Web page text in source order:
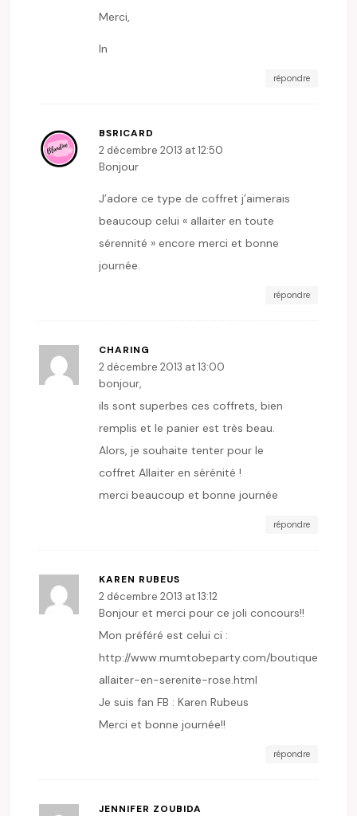
Merci,
ln
répondre
BSRICARD
2 décembre 2013 at 12:50
Bonjour
J’adore ce type de coffret j’aimerais
beaucoup celui « allaiter en toute
sérennité » encore merci et bonne
journée.
répondre
CHARING
2 décembre 2013 at 13:00
bonjour,
ils sont superbes ces coffrets, bien
remplis et le panier est très beau.
Alors, je souhaite tenter pour le
coffret Allaiter en sérénité !
merci beaucoup et bonne journée
répondre
KAREN RUBEUS
2 décembre 2013 at 13:12
Bonjour et merci pour ce joli concours!!
Mon préféré est celui ci :
http://www.mumtobeparty.com/boutique/
allaiter-en-serenite-rose.html
Je suis fan FB : Karen Rubeus
Merci et bonne journée!!
répondre
JENNIFER ZOUBIDA